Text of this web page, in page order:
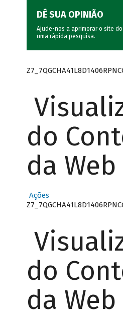
DÊ SUA OPINIÃO
Ajude-nos a aprimorar o site do
uma rápida pesquisa.
do
da Web
Ações
do
da Web